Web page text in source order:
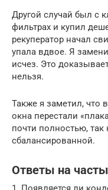
Другой случай был с
фильтрах и купил
рекуператор начал
упала вдвое. Я
исчез. Это
нельзя.
Также я заметил, что
окна перестали
почти полностью, так
сбалансированной.
Ответы на